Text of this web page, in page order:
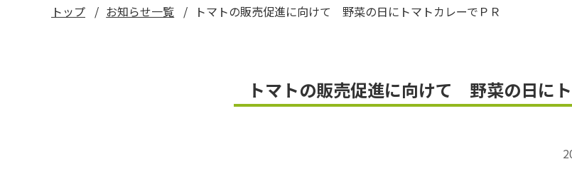
トップ お知らせ一覧 トマトの販売促進に向けて 野菜の日にトマトカレーでＰＲ
トマトの販売促進に向けて 野菜の日に